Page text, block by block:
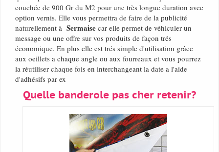
couchée de 900 Gr du M2 pour une très longue duration avec
option vernis. Elle vous permettra de faire de la publicité
naturellement à Sermaise car elle permet de véhiculer un
message ou une offre sur vos produits de façon trés
économique. En plus elle est trés simple d'utilisation grâce
aux oeillets a chaque angle ou aux fourreaux et vous pourrez
la réutiliser chaque fois en interchangeant la date a l'aide
d'adhésifs par ex
Quelle banderole pas cher retenir?